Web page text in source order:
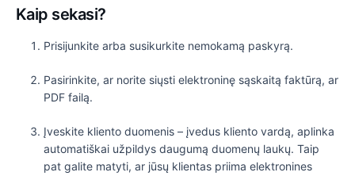
Kaip sekasi?
Prisijunkite arba susikurkite nemokamą paskyrą.
Pasirinkite, ar norite siųsti elektroninę sąskaitą faktūrą, ar
PDF failą.
Įveskite kliento duomenis – įvedus kliento vardą, aplinka
automatiškai užpildys daugumą duomenų laukų. Taip
pat galite matyti, ar jūsų klientas priima elektronines